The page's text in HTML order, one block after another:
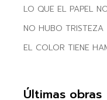
LO QUE EL PAPEL
NO HUBO TRISTEZA
EL COLOR TIENE
Últimas obras